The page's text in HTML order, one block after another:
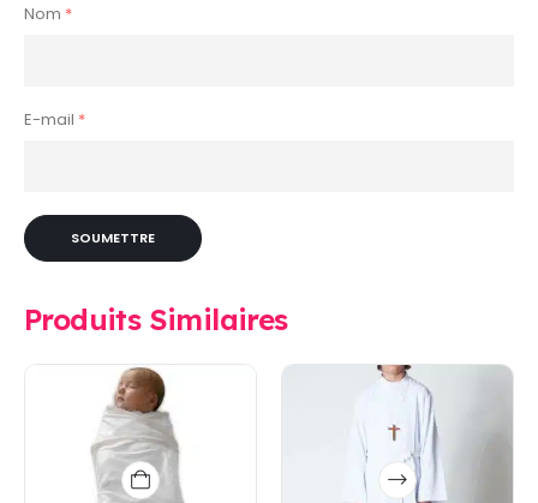
Nom *
E-mail *
Produits Similaires
Ce
produit